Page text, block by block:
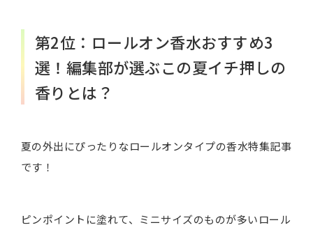
第2位：ロールオン香水おすすめ3
選！編集部が選ぶこの夏イチ押しの
香りとは？
夏の外出にぴったりなロールオンタイプの香水特集記事
です！
ピンポイントに塗れて、ミニサイズのものが多いロール